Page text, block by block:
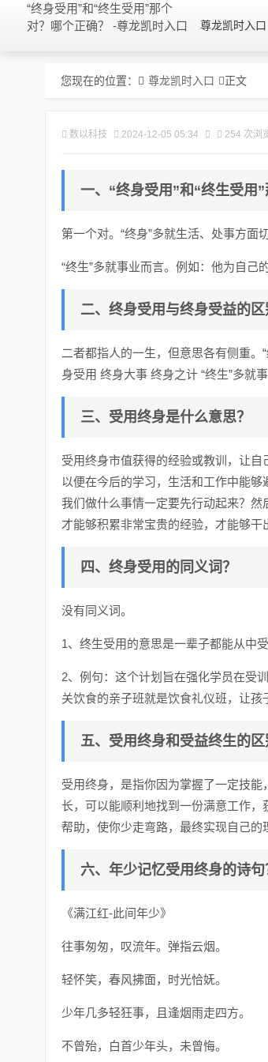
“终身受用”和“终生受用”那个
对？哪个正确？ -尊龙凯时入口
尊龙凯时入口
您现在的位置： 尊龙凯时入口 正文
数以科技 2024-12-05 05:34 254 次浏
一、“终身受用”和“终生受用”
第一个对。“终身”多就生活、处事方面
“终生”多就事业而言。例如：他为自己
二、终身受用与终身受益的区
二者都指人的一生，但意思各有侧重
身受用 终身大事 终身之计 “终生”多就
三、受用终身是什么意思？
受用终身市值获得的经验或教训，让自
以便在今后的学习，生活和工作中能
我们做什么事情一定要先行动起来？然
才能够积累非常宝贵的经验，才能够干
四、终身受用的同义词？
没有同义词。
1、终生受用的意思是一辈子都能从中
2、例句：这个计划旨在强化学员在受
关饮食的亲子班就是饮食礼仪班，让孩
五、受用终身和受益终生的区
受用终身，是指你因为掌握了一定技
长，可以能顺利地找到一份满意工作
帮助，使你少走弯路，最终实现自己的
六、年少记忆受用终身的诗句
《满江红-此间年少》
往事匆匆，叹流年。弹指云烟。
轻怀笑，春风拂面，时光恰妩。
少年几多轻狂事，且逢烟雨走四方。
不曾殆，白首少年头，未曾悔。